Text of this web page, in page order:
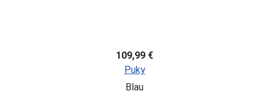
109,99 €
Puky
Blau